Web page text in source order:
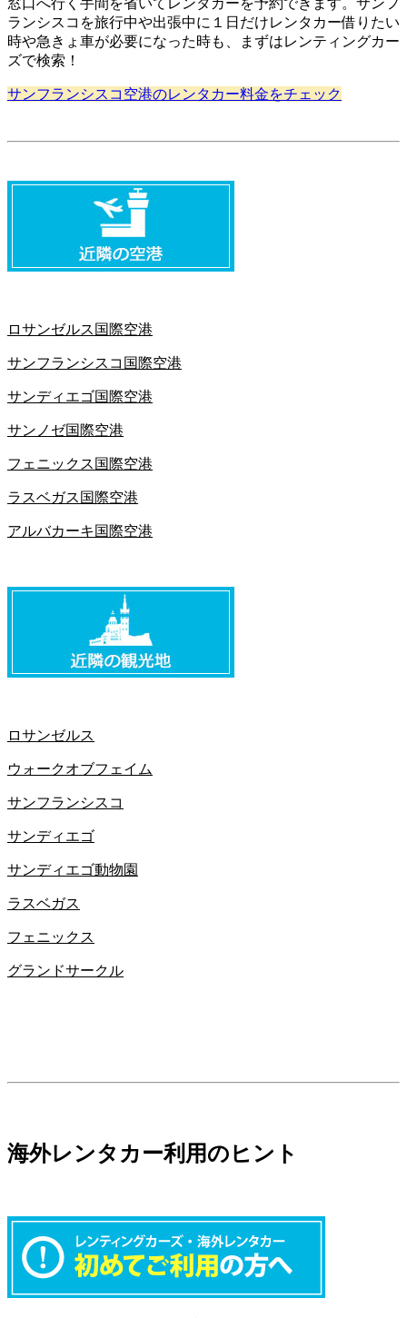
窓口へ行く手間を省いてレンタカーを予約できます。サンフ
ランシスコを旅行中や出張中に１日だけレンタカー借りたい
時や急きょ車が必要になった時も、まずはレンティングカー
ズで検索！
サンフランシスコ空港のレンタカー料金をチェック
ロサンゼルス国際空港
サンフランシスコ国際空港
サンディエゴ国際空港
サンノゼ国際空港
フェニックス国際空港
ラスベガス国際空港
アルバカーキ国際空港
ロサンゼルス
ウォークオブフェイム
サンフランシスコ
サンディエゴ
サンディエゴ動物園
ラスベガス
フェニックス
グランドサークル
海外レンタカー利用のヒント